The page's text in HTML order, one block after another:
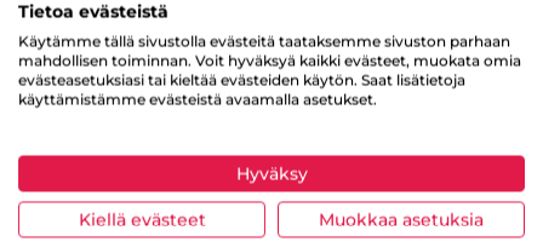
Tästä merkistä tunnistat
Sydänmerkki-tuotteen
Tietoa evästeistä
Käytämme tällä sivustolla evästeitä taataksemme sivuston parhaan
mahdollisen toiminnan. Voit hyväksyä kaikki evästeet, muokata omia
evästeasetuksiasi tai kieltää evästeiden käytön. Saat lisätietoja
käyttämistämme evästeistä avaamalla asetukset.
Hyväksy
Kiellä evästeet Muokkaa asetuksia